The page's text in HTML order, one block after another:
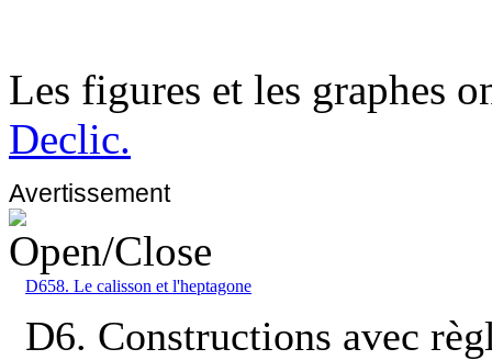
Les figures et les graphes
Declic.
Avertissement
D658. Le calisson et l'heptagone
D6. Constructions avec